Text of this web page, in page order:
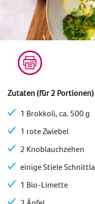
Zutaten (für 2 Portionen)
1 Brokkoli, ca. 500 g
1 rote Zwiebel
2 Knoblauchzehen
einige Stiele
1 Bio-Limette